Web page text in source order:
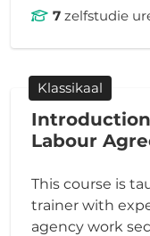
7zelfstudie
Klassikaal
Labour
This course is
trainer with
agency work